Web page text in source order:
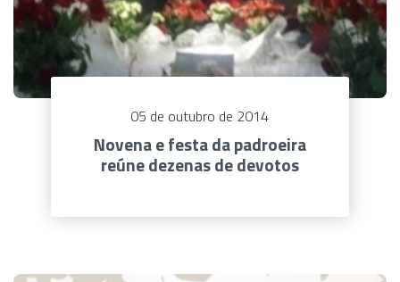
05 de outubro de 2014
Novena e festa da padroeira
reúne dezenas de devotos